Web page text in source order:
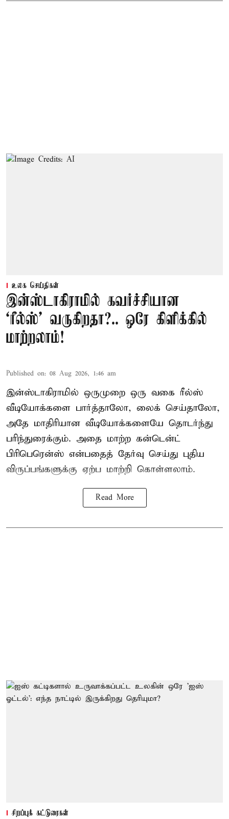
உலக செய்திகள்
இன்ஸ்டாகிராமில் கவர்ச்சியான
‘ரீல்ஸ்’ வருகிறதா?.. ஒரே கிளிக்கில்
மாற்றலாம்!
Published on: 08 Aug 2026, 1:46 am
இன்ஸ்டாகிராமில் ஒருமுறை ஒரு வகை ரீல்ஸ்
வீடியோக்களை பார்த்தாலோ, லைக் செய்தாலோ,
அதே மாதிரியான வீடியோக்களையே தொடர்ந்து
பரிந்துரைக்கும். அதை மாற்ற கன்டென்ட்
பிரிபெரென்ஸ் என்பதைத் தேர்வு செய்து புதிய
விருப்பங்களுக்கு ஏற்ப மாற்றி கொள்ளலாம்.
Read More
சிறப்புக் கட்டுரைகள்